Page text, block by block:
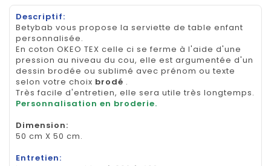
Descriptif:
Betybab vous propose la serviette de table enfant
personnalisée.
En coton OKEO TEX celle ci se ferme à l'aide d'une
pression au niveau du cou, elle est argumentée d'un
dessin brodée ou sublimé avec prénom ou texte
selon votre choix brodé .
Très facile d'entretien, elle sera utile très longtemps.
Personnalisation en broderie.
Dimension:
50 cm X 50 cm.
Entretien: